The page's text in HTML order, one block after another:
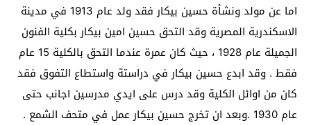
اما عن مولد ونشأة حسين بيكار فقد ولد عام 1913 في مدينة
الاسكندرية المصرية وقد التحق حسين امين بيكار بكلية الفنون
الجميلة عام 1928 ، حيث كان عمرة عندما التحق بالكلية 15 عام
فقط . وقد ابدع حسين بيكار في دراستة واستطاع التفوق فقد
كان من اوائل الكلية وقد درس على ايدي مدرسين اجانب حتى
عام 1930 .وبعد ان تخرج حسين بيكار عمل في متحف الشمع .